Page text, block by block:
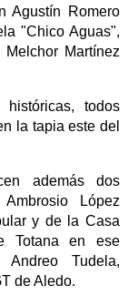
Agustín Romero
"Chico Aguas",
Martínez
históricas, todos
la tapia este del
además dos
López
y de la Casa
Totana en ese
Tudela,
de Aledo.